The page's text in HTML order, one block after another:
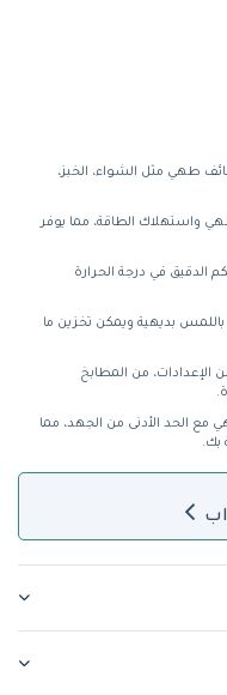
طهي مثل الشواء، الخبز،
واستهلاك الطاقة، مما يوفر
الدقيق في درجة الحرارة
بديهية ويمكن تخزين ما
من المطابخ
الحد الأدنى من الجهد، مما
بك.